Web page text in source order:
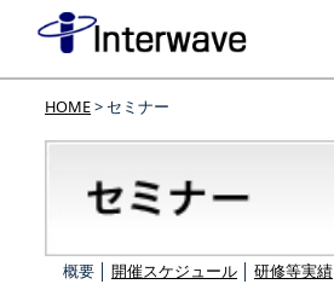
HOME> セミナー
概要 │ 開催スケジュール 研修等実績